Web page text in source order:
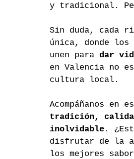
y tradicional.
Sin duda, cada
única, donde
unen para dar
en Valencia no
cultura local.
Acompáñanos en
tradición,
inolvidable .
disfrutar de la
los mejores